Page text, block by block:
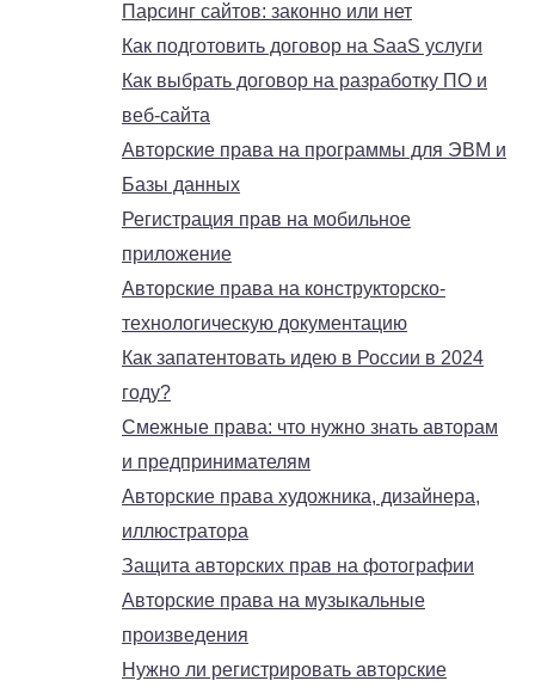
Парсинг сайтов: законно или нет
Как подготовить договор на SaaS услуги
Как выбрать договор на разработку ПО и
веб-сайта
Авторские права на программы для ЭВМ и
Базы данных
Регистрация прав на мобильное
приложение
Авторские права на конструкторско-
технологическую документацию
Как запатентовать идею в России в 2024
году?
Смежные права: что нужно знать авторам
и предпринимателям
Авторские права художника, дизайнера,
иллюстратора
Защита авторских прав на фотографии
Авторские права на музыкальные
произведения
Нужно ли регистрировать авторские